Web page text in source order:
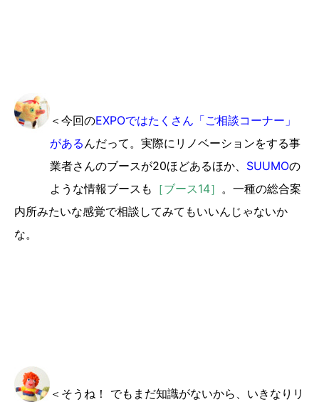
＜今回のEXPOではたくさん「ご相談コーナー」
があるんだって。実際にリノベーションをする事
業者さんのブースが20ほどあるほか、 SUUMOの
ような情報ブースも ［ブース14］ 。一種の総合案
内所みたいな感覚で相談してみてもいいんじゃないか
な。
＜そうね！ でもまだ知識がないから、いきなりリ